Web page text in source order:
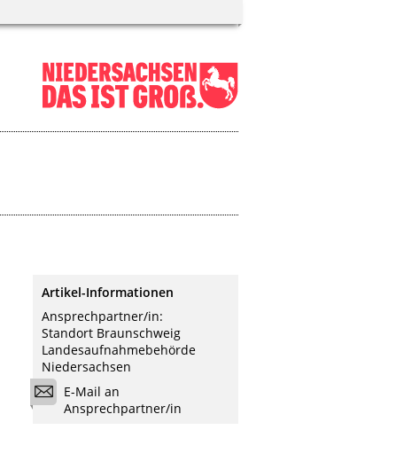
Artikel-Informationen
Ansprechpartner/in:
Standort Braunschweig
Landesaufnahmebehörde
Niedersachsen
E-Mail an
Ansprechpartner/in